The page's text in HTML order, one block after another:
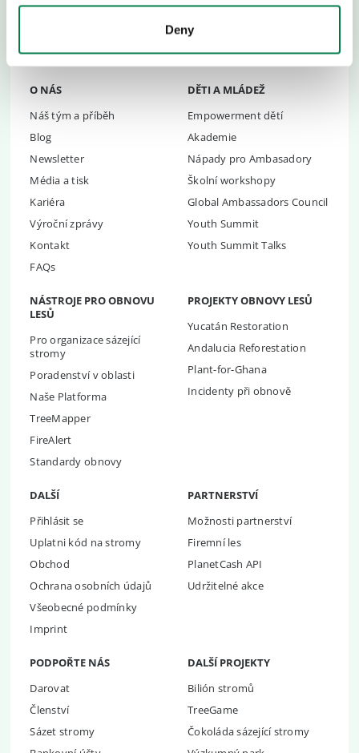
Deny
jsme součástí úsilí o navrácení dalšího bilionu stromů.
O NÁS
Náš tým a příběh
Blog
Newsletter
Média a tisk
Kariéra
Výroční zprávy
Kontakt
FAQs
DĚTI A MLÁDEŽ
Empowerment dětí
Akademie
Nápady pro Ambasadory
Školní workshopy
Global Ambassadors Council
Youth Summit
Youth Summit Talks
NÁSTROJE PRO OBNOVU
LESŮ
Pro organizace sázející
stromy
Poradenství v oblasti
Naše Platforma
TreeMapper
FireAlert
Standardy obnovy
PROJEKTY OBNOVY LESŮ
Yucatán Restoration
Andalucia Reforestation
Plant-for-Ghana
Incidenty při obnově
DALŠÍ
Přihlásit se
Uplatni kód na stromy
Obchod
Ochrana osobních údajů
Všeobecné podmínky
Imprint
PARTNERSTVÍ
Možnosti partnerství
Firemní les
PlanetCash API
Udržitelné akce
PODPOŘTE NÁS
Darovat
Členství
Sázet stromy
DALŠÍ PROJEKTY
Bilión stromů
TreeGame
Čokoláda sázející stromy